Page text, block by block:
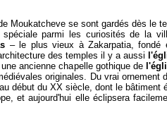
Moukatcheve se sont gardés dès le
spéciale parmi les curiosités de la
– le plus vieux à Zakarpatia, fondé
des temples il y a aussi
ancienne chapelle gothique de
originales. Du vrai ornement
début du XX siècle, dont le bâtiment
et aujourd'hui elle éclipsera